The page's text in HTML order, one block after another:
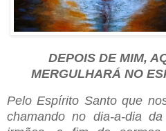
DEPOIS DE MIM,
MERGULHARÁ NO
Pelo Espírito Santo que
chamando no dia-a-dia